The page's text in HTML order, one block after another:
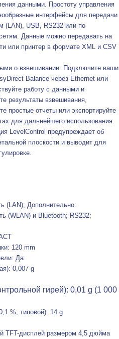
данными. Простоту управления
интерфейсы для передачи
(LAN), USB, RS232 или по
Данные можно передавать на
или принтер в формате XML и CSV
о взвешивании. Подключите ваши
Balance через Ethernet или
работу с данными и
результаты взвешивания,
простые отчеты или экспортируйте
для дальнейшего использования.
LevelControl предупреждает об
плоскости и выводит для
(LAN); Дополнительно:
(WLAN) и Bluetooth; RS232;
120 mm
Да
0,007 g
гирей): 0,01 g (1 000
%, типовой): 14 g
TFT-дисплей размером 4,5 дюйма